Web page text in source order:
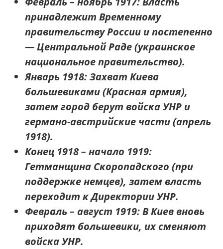
принадлежит Временному
правительству России и постепенно
— Центральной Раде (украинское
национальное правительство).
Январь 1918:Захват Киева
большевиками (Красная армия),
затем город берут войска УНР и
германо-австрийские части (апрель
1918).
Конец 1918 – начало 1919:
Гетманщина Скоропадского (при
поддержке немцев), затем власть
переходит к Директории УНР.
Февраль – август 1919:В Киев вновь
приходят большевики, их сменяют
войска УНР.